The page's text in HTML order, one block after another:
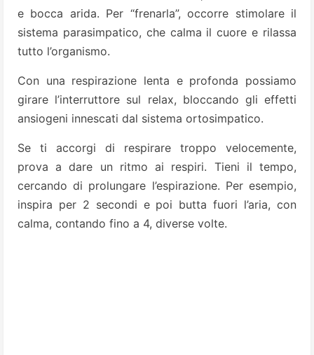
e bocca arida. Per “frenarla”, occorre stimolare il
sistema parasimpatico, che calma il cuore e rilassa
tutto l’organismo.
Con una respirazione lenta e profonda possiamo
girare l’interruttore sul relax, bloccando gli effetti
ansiogeni innescati dal sistema ortosimpatico.
Se ti accorgi di respirare troppo velocemente,
prova a dare un ritmo ai respiri. Tieni il tempo,
cercando di prolungare l’espirazione. Per esempio,
inspira per 2 secondi e poi butta fuori l’aria, con
calma, contando fino a 4, diverse volte.